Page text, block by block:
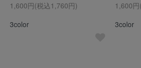
1,600円(税込1,760円)
3color
1,600
3color